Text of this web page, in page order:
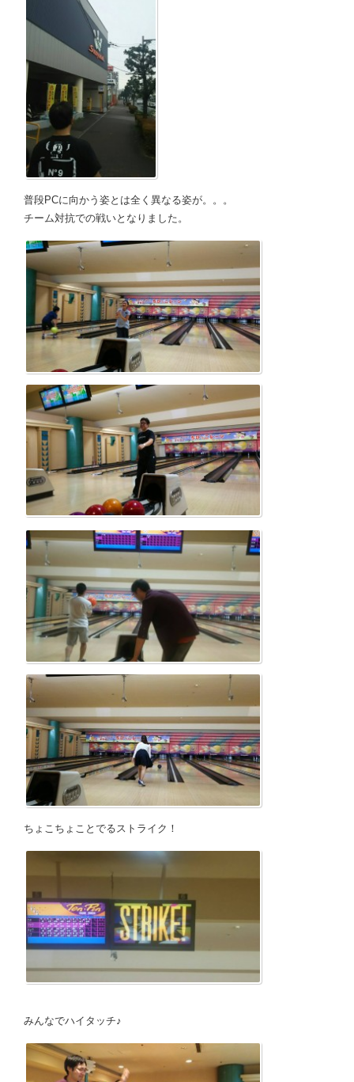
普段PCに向かう姿とは全く異なる姿が。。。
チーム対抗での戦いとなりました。
ちょこちょことでるストライク！
みんなでハイタッチ♪